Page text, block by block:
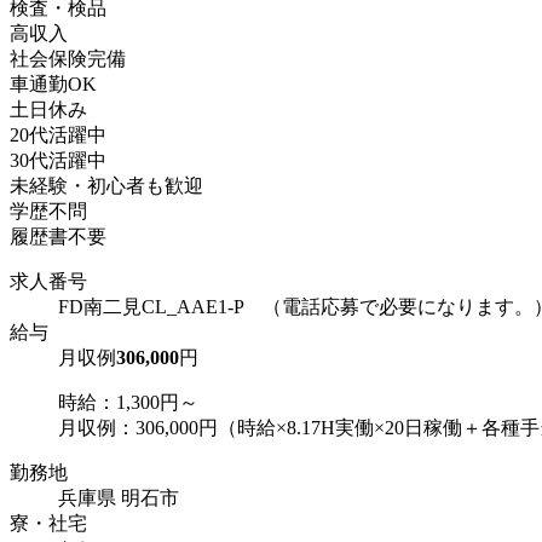
検査・検品
高収入
社会保険完備
車通勤OK
土日休み
20代活躍中
30代活躍中
未経験・初心者も歓迎
学歴不問
履歴書不要
求人番号
FD南二見CL_AAE1-P （電話応募で必要になります。）
給与
月収例306,000円
時給：1,300円～
月収例：306,000円（時給×8.17H実働×20日稼働＋各種手
勤務地
兵庫県 明石市
寮・社宅